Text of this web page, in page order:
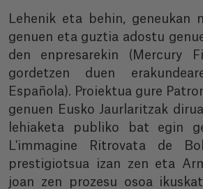
Lehenik eta behin, geneukan
genuen eta guztia adostu
den enpresarekin (Mercury
gordetzen duen
Española). Proiektua gure
genuen Eusko Jaurlaritzak
lehiaketa publiko bat egin
L'immagine Ritrovata de
prestigiotsua izan zen eta
joan zen prozesu osoa